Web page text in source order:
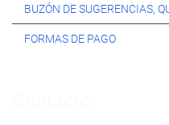
BUZÓN DE SUGERENCIAS,
FORMAS DE PAGO